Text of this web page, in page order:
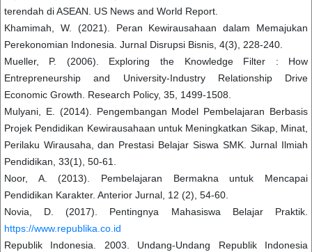
terendah di ASEAN. US News and World Report.
Khamimah, W. (2021). Peran Kewirausahaan dalam Memajukan
Perekonomian Indonesia. Jurnal Disrupsi Bisnis, 4(3), 228-240.
Mueller, P. (2006). Exploring the Knowledge Filter : How
Entrepreneurship and University-Industry Relationship Drive
Economic Growth. Research Policy, 35, 1499-1508.
Mulyani, E. (2014). Pengembangan Model Pembelajaran Berbasis
Projek Pendidikan Kewirausahaan untuk Meningkatkan Sikap, Minat,
Perilaku Wirausaha, dan Prestasi Belajar Siswa SMK. Jurnal Ilmiah
Pendidikan, 33(1), 50-61.
Noor, A. (2013). Pembelajaran Bermakna untuk Mencapai
Pendidikan Karakter. Anterior Jurnal, 12 (2), 54-60.
Novia, D. (2017). Pentingnya Mahasiswa Belajar Praktik.
https://www.republika.co.id
Republik Indonesia. 2003. Undang-Undang Republik Indonesia